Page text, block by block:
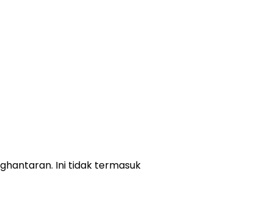
Ini tidak termasuk